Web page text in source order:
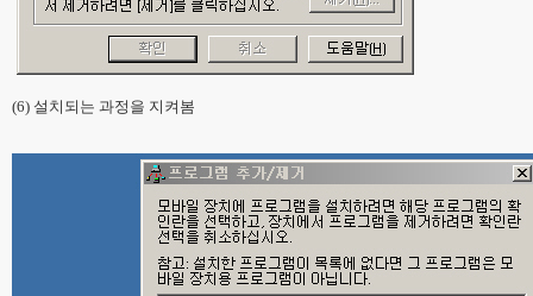
(6) 설치되는 과정을 지켜봄